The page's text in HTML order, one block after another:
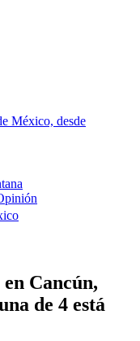
México, desde
Cancún,
de 4 está